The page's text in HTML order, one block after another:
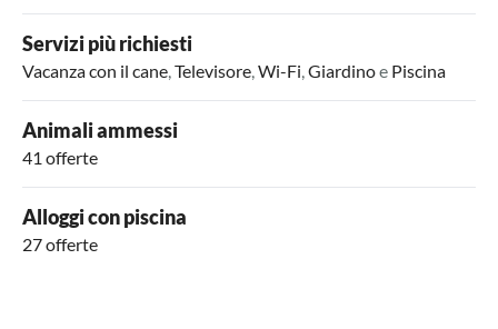
Servizi più richiesti
Vacanza con il cane Televisore Wi-Fi Giardinoe Piscina
Animali ammessi
41 offerte
Alloggi con piscina
27 offerte